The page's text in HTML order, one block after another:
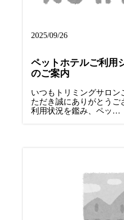
2025/09/26
ペットホテルご利用
のご案内
いつもトリミングサロン
ただき誠にありがとうご
利用状況を鑑み、ペッ…